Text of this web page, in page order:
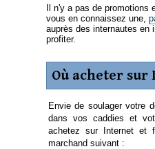
Il n'y a pas de
vous en connaissez une,
auprès des internautes en
profiter.
Où acheter
Envie de soulager votre
dans vos caddies et
achetez sur Internet et
marchand suivant :